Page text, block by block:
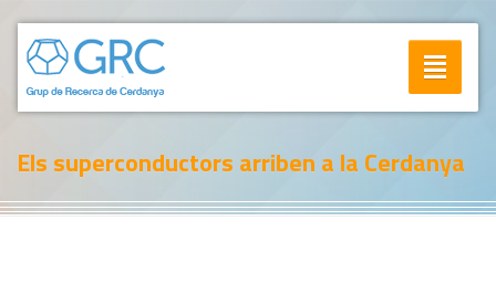
Toggle
Els superconductors arriben a la Cerdanya